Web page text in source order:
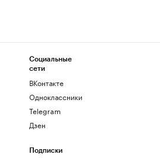
Социальные
сети
ВКонтакте
Одноклассники
Telegram
Дзен
Подписки